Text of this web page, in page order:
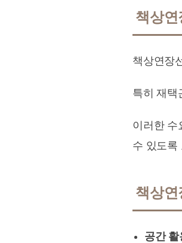
책상연
책상연장
특히 재택
이러한 수
수 있도록
책상
공간